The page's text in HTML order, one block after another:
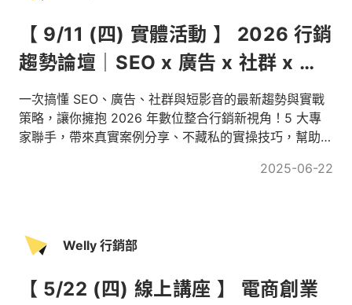
【 9/11 (四) 實體活動 】 2026 行銷
趨勢論壇｜SEO x 廣告 x 社群 x 短
影音
一次搞懂 SEO、廣告、社群與短影音的最新趨勢與實戰
策略，讓你擁抱 2026 年數位整合行銷新視角！5 大專
家聯手，帶來真實案例分享、不藏私的實操技巧，幫助你
2025-06-22
Welly 行銷部
【 5/22 (四) 線上講座 】 電商創業